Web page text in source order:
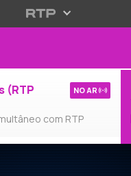
(RTP
com RTP
NO AR